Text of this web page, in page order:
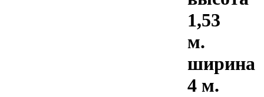
1,53
м.
ширина
4 м.